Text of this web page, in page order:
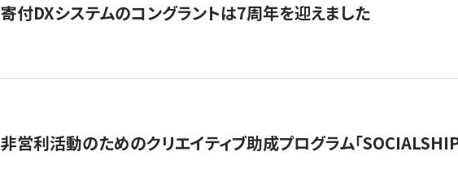
寄付DXシステムのコングラントは7周年を迎えました
非営利活動のためのクリエイティブ助成プログラム「